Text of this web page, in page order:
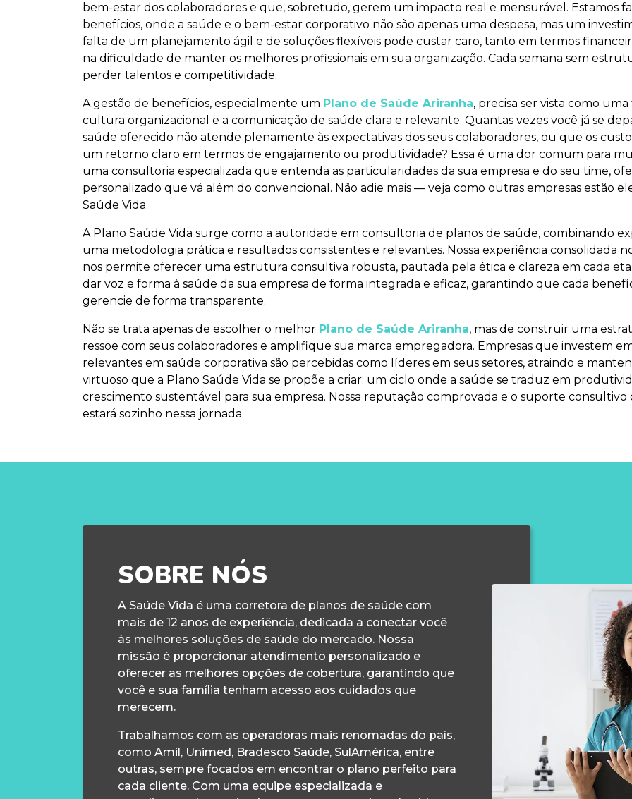
bem-estar dos colaboradores e que, sobretudo, gerem um impacto real e mensurável. Estamos
benefícios, onde a saúde e o bem-estar corporativo não são apenas uma despesa, mas um
falta de um planejamento ágil e de soluções flexíveis pode custar caro, tanto em termos
na dificuldade de manter os melhores profissionais em sua organização. Cada semana sem
perder talentos e competitividade.
A gestão de benefícios, especialmente um Plano de Saúde Ariranha, precisa ser vista como
cultura organizacional e a comunicação de saúde clara e relevante. Quantas vezes você já se
saúde oferecido não atende plenamente às expectativas dos seus colaboradores, ou que os
um retorno claro em termos de engajamento ou produtividade? Essa é uma dor comum para
uma consultoria especializada que entenda as particularidades da sua empresa e do seu time,
personalizado que vá além do convencional. Não adie mais — veja como outras empresas estão
Saúde Vida.
A Plano Saúde Vida surge como a autoridade em consultoria de planos de saúde, combinando
uma metodologia prática e resultados consistentes e relevantes. Nossa experiência consolidada
nos permite oferecer uma estrutura consultiva robusta, pautada pela ética e clareza em cada
dar voz e forma à saúde da sua empresa de forma integrada e eficaz, garantindo que cada
gerencie de forma transparente.
Não se trata apenas de escolher o melhor Plano de Saúde Ariranha, mas de construir uma
ressoe com seus colaboradores e amplifique sua marca empregadora. Empresas que investem
relevantes em saúde corporativa são percebidas como líderes em seus setores, atraindo e
virtuoso que a Plano Saúde Vida se propõe a criar: um ciclo onde a saúde se traduz em
crescimento sustentável para sua empresa. Nossa reputação comprovada e o suporte
estará sozinho nessa jornada.
SOBRE NÓS
A Saúde Vida é uma corretora de planos de saúde com
mais de 12 anos de experiência, dedicada a conectar você
às melhores soluções de saúde do mercado. Nossa
missão é proporcionar atendimento personalizado e
oferecer as melhores opções de cobertura, garantindo que
você e sua família tenham acesso aos cuidados que
merecem.
Trabalhamos com as operadoras mais renomadas do país,
como Amil, Unimed, Bradesco Saúde, SulAmérica, entre
outras, sempre focados em encontrar o plano perfeito para
cada cliente. Com uma equipe especializada e